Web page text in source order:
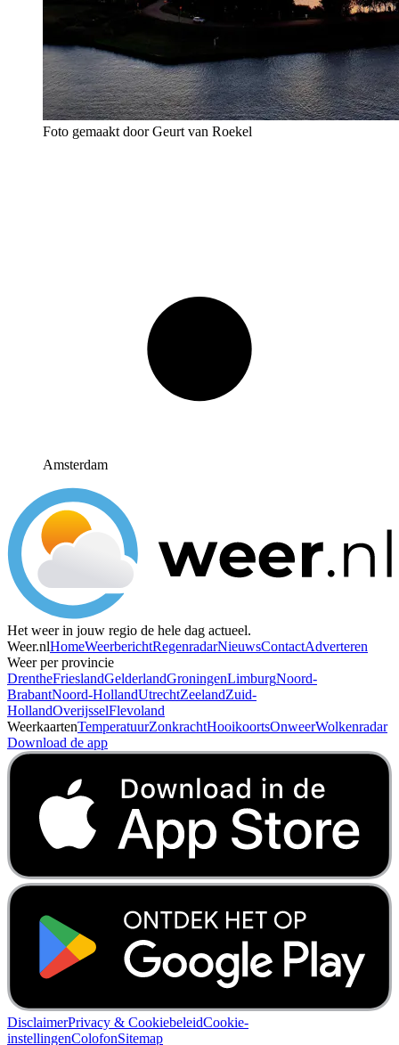
Foto gemaakt door Geurt van Roekel
Amsterdam
Het weer in jouw regio de hele dag actueel.
Weer.nlHomeWeerberichtRegenradarNieuwsContactAdverteren
Weer per provincie
DrentheFrieslandGelderlandGroningenLimburgNoord-
BrabantNoord-HollandUtrechtZeelandZuid-
HollandOverijsselFlevoland
WeerkaartenTemperatuurZonkrachtHooikoortsOnweerWolkenradar
Download de app
DisclaimerPrivacy & CookiebeleidCookie-
instellingenColofonSitemap